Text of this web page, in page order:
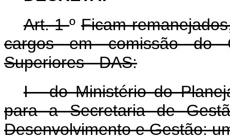
Art. 1ºFicam
cargos em comissão do
Superiores - DAS:
I - do Ministério do
para a Secretaria de
Desenvolvimento e Gestão: